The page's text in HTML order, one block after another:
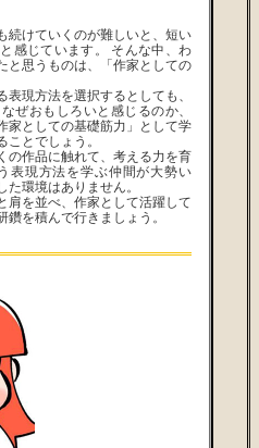
続けていくのが難しいと、短い
感じています。 そんな中、わ
と思うものは、「作家としての
表現方法を選択するとしても、
ぜおもしろいと感じるのか、
家としての基礎筋力」として学
とでしょう。
の作品に触れて、考える力を育
表現方法を学ぶ仲間が大勢い
環境はありません。
肩を並べ、作家として活躍して
を積んで行きましょう。